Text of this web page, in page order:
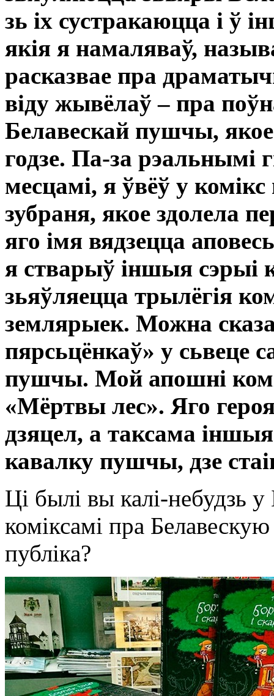
зь іх сустракаюцца і ў
якія я намаляваў,
расказвае пра
віду жывёлаў – пра
Белавескай пушчы,
годзе. Па-за рэальнымі
месцамі, я ўвёў у
зубраня, якое здолела
яго імя вядзецца
я стварыў іншыя сэрыі
зьяўляецца трылёгія
землярыек. Можна
пярсьцёнкаў» у
пушчы. Мой апошні
«Мёртвы лес». Яго
дзяцел, а таксама
кавалку пушчы, дзе
Ці былі вы калі-небудзь
коміксамі пра
публіка?